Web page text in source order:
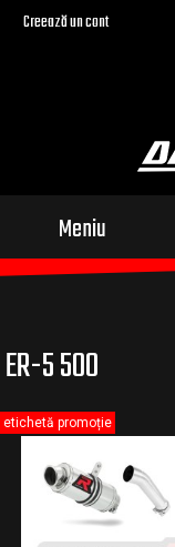
Creează un cont
Meniu
ER-5 500
etichetă promoție